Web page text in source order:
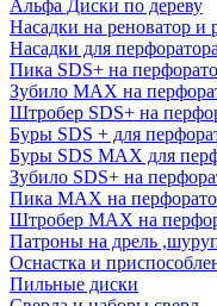
Альфа Диски по дереву
Насадки на реноватор и
Насадки для
Пика SDS+ на
Зубило MAX на
Штробер SDS+ на
Буры SDS + для
Буры SDS MAX для
Зубило SDS+ на
Пика MAX на
Штробер MAX на
Патроны на дрель
Оснастка и
Пильные диски